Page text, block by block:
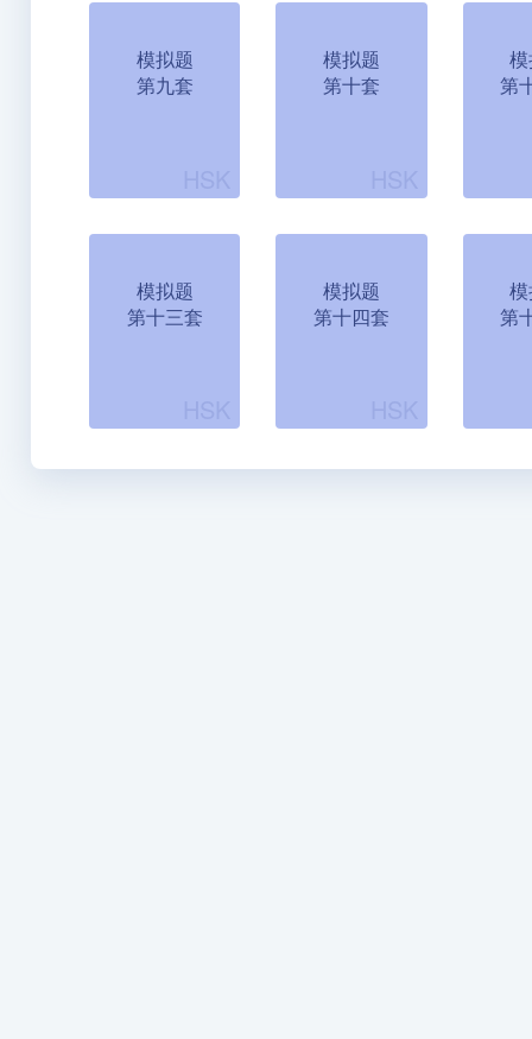
模拟题
第九套
模拟题
第十套
第
模拟题
第十三套
模拟题
第十四套
第